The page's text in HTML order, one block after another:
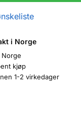
i Norge
kjøp
1-2 virkedager